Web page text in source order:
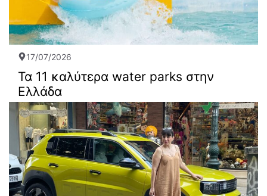
17/07/2026
Τα 11 καλύτερα water parks στην
Ελλάδα